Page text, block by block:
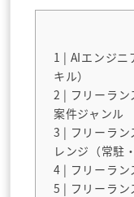
1 | AIエンジニ
キル）
2 | フリーラン
案件ジャンル
3 | フリーラン
レンジ（常駐
4 | フリーラ
5 | フリーラン